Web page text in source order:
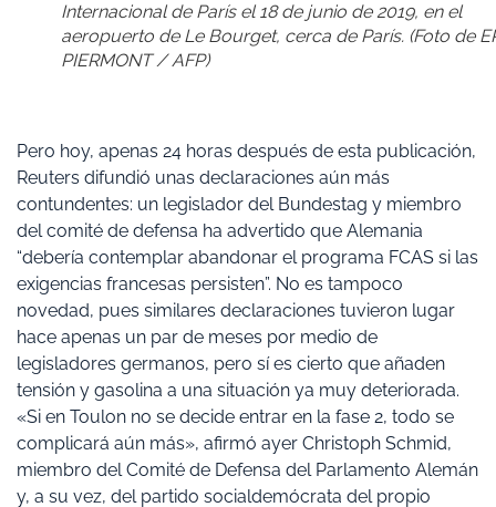
Internacional de París el 18 de junio de 2019, en el
aeropuerto de Le Bourget, cerca de París. (Foto de
PIERMONT / AFP)
Pero hoy, apenas 24 horas después de esta publicación,
Reuters difundió unas declaraciones aún más
contundentes: un legislador del Bundestag y miembro
del comité de defensa ha advertido que Alemania
“debería contemplar abandonar el programa FCAS si las
exigencias francesas persisten”. No es tampoco
novedad, pues similares declaraciones tuvieron lugar
hace apenas un par de meses por medio de
legisladores germanos, pero sí es cierto que añaden
tensión y gasolina a una situación ya muy deteriorada.
«Si en Toulon no se decide entrar en la fase 2, todo se
complicará aún más», afirmó ayer Christoph Schmid,
miembro del Comité de Defensa del Parlamento Alemán
y, a su vez, del partido socialdemócrata del propio